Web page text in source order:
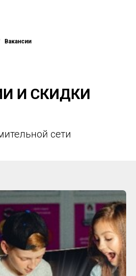
Вакансии
И СКИДКИ
сети